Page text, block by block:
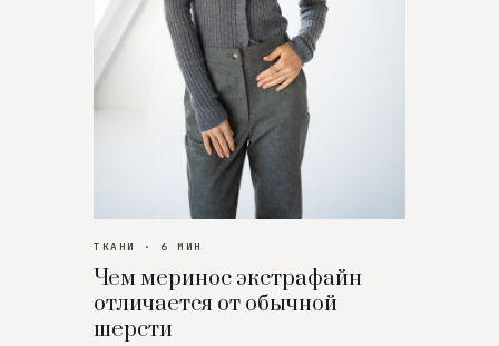
ТКАНИ · 6 МИН
Чем меринос экстрафайн
отличается от обычной
шерсти